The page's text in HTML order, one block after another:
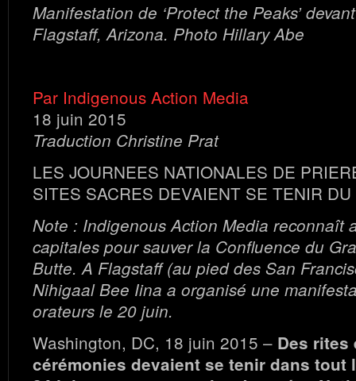
Manifestation de ‘Protect the Peaks’
Flagstaff, Arizona. Photo Hillary Abe
Par Indigenous Action Media
18 juin 2015
Traduction Christine Prat
LES JOURNEES NATIONALES DE
SITES SACRES DEVAIENT SE TENIR
Note : Indigenous Action Media reconnaît
capitales pour sauver la Confluence du
Butte. A Flagstaff (au pied des San
Nihigaal Bee Iina a organisé une
orateurs le 20 juin.
Washington, DC, 18 juin 2015 – Des rites
cérémonies devaient se tenir dans tout